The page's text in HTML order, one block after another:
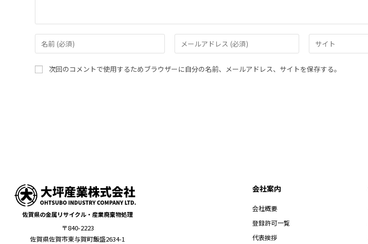
次回のコメントで使用するためブラウザーに自分の名前、メールアドレス、サイトを保存する。
佐賀県の金属リサイクル・産業廃棄物処理
〒840-2223
佐賀県佐賀市東与賀町飯盛2634-1
会社案内
会社概要
登録許可一覧
代表挨拶